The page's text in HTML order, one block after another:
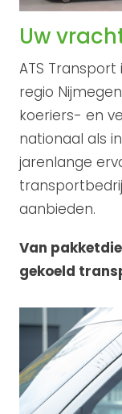
Uw
ATS
regio
koeriers- en
nationaal als
jarenlange
aanbieden.
Van
gekoeld